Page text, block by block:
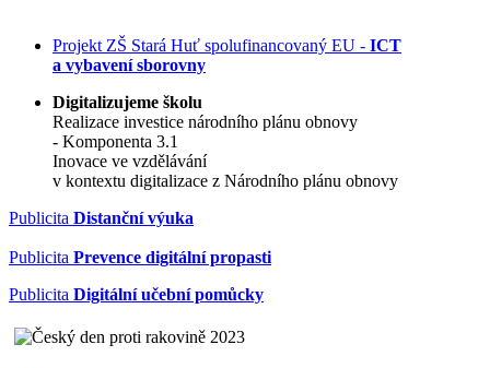
Projekt ZŠ Stará Huť spolufinancovaný EU - ICT
a vybavení sborovny
Digitalizujeme školu
Realizace investice národního plánu obnovy
- Komponenta 3.1
Inovace ve vzdělávání
v kontextu digitalizace z Národního plánu obnovy
Publicita Distanční výuka
Publicita Prevence digitální propasti
Publicita Digitální učební pomůcky